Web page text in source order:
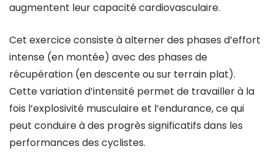
augmentent leur capacité cardiovasculaire.
Cet exercice consiste à alterner des phases d’effort
intense (en montée) avec des phases de
récupération (en descente ou sur terrain plat).
Cette variation d’intensité permet de travailler à la
fois l’explosivité musculaire et l’endurance, ce qui
peut conduire à des progrès significatifs dans les
performances des cyclistes.